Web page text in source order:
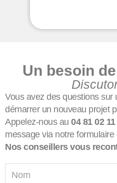
Un besoin
Vous avez des questions sur
démarrer un nouveau projet
Appelez-nous au 04 81 02
message via notre formulaire
Nos conseillers vous